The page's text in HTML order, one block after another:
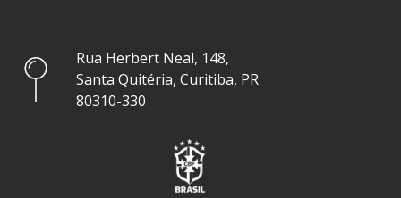
Rua Herbert Neal, 148,
Santa Quitéria, Curitiba, PR
80310-330